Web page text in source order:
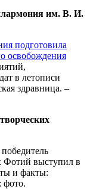
им. В. И.
подготовила
освобождения
в летописи
здравница. –
Фотий выступил в
и факты:
фото.